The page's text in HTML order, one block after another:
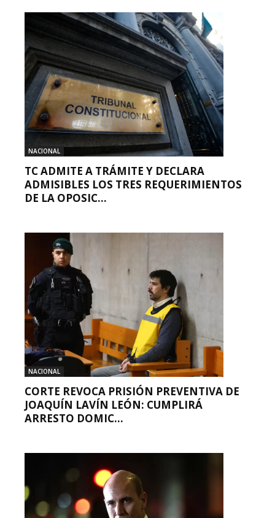
NACIONAL
TC ADMITE A TRÁMITE Y DECLARA
ADMISIBLES LOS TRES REQUERIMIENTOS
DE LA OPOSIC...
NACIONAL
CORTE REVOCA PRISIÓN PREVENTIVA DE
JOAQUÍN LAVÍN LEÓN: CUMPLIRÁ
ARRESTO DOMIC...